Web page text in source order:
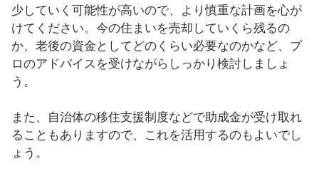
少していく可能性が高いので、より慎重な計画を心が
けてください。今の住まいを売却していくら残るの
か、老後の資金としてどのくらい必要なのかなど、プ
ロのアドバイスを受けながらしっかり検討しましょ
う。
また、自治体の移住支援制度などで助成金が受け取れ
ることもありますので、これを活用するのもよいでし
ょう。